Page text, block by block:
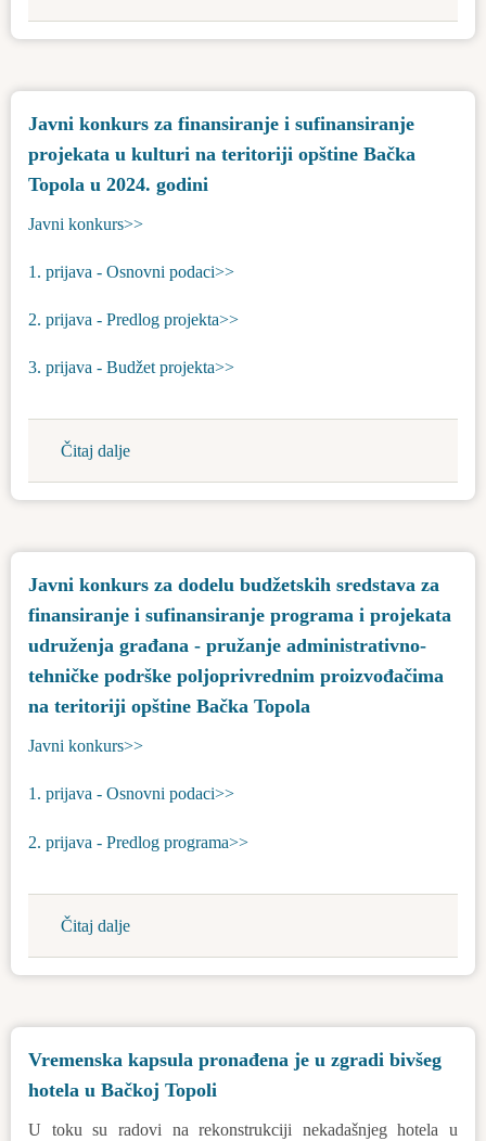
Javni
konkurs
budžetskih
sredstava
za
i
i
udruženja
koja
na
teritoriji
Topola
za
2024.
godinu
Javni konkurs za finansiranje i sufinansiranje
projekata u kulturi na teritoriji opštine Bačka
Topola u 2024. godini
Javni konkurs>>
1. prijava - Osnovni podaci>>
2. prijava - Predlog projekta>>
3. prijava - Budžet projekta>>
Čitaj dalje
Javni
konkurs
i
sufinansiranje
projekata
u
kulturi
na
teritoriji
Bačka
Javni konkurs za dodelu budžetskih sredstava za
finansiranje i sufinansiranje programa i projekata
udruženja građana - pružanje administrativno-
tehničke podrške poljoprivrednim proizvođačima
na teritoriji opštine Bačka Topola
Javni konkurs>>
1. prijava - Osnovni podaci>>
2. prijava - Predlog programa>>
Čitaj dalje
Javni
konkurs
budžetskih
sredstava
Vremenska kapsula pronađena je u zgradi bivšeg
hotela u Bačkoj Topoli
U toku su radovi na rekonstrukciji nekadašnjeg hotela u